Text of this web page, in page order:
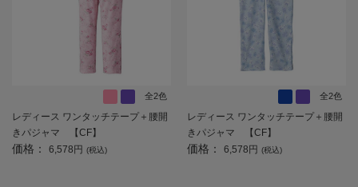
全2色
レディース ワンタッチテープ＋腰開
きパジャマ 【CF】
価格： 6,578円 (税込)
全2色
レディース ワンタッチテープ＋腰開
きパジャマ 【CF】
価格： 6,578円 (税込)